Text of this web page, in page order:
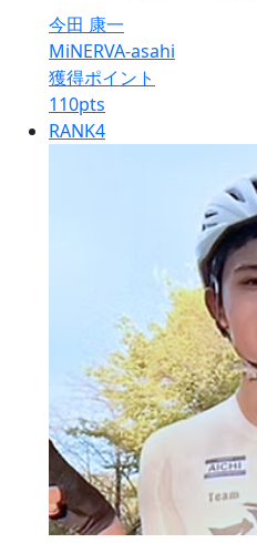
今田 康一
MiNERVA-asahi
獲得ポイント
110pts
RANK4